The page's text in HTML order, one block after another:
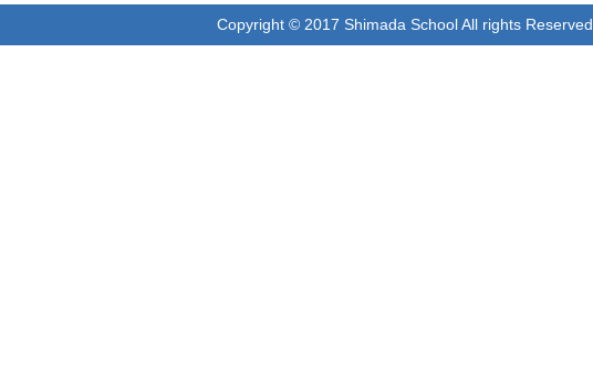
Copyright © 2017 Shimada School All rights Reserved.